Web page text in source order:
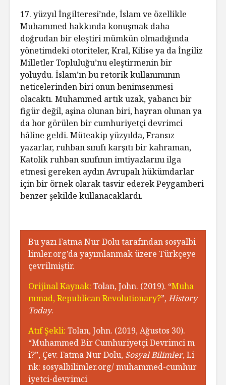
17. yüzyıl İngilteresi’nde, İslam ve özellikle
Muhammed hakkında konuşmak daha
doğrudan bir eleştiri mümkün olmadığında
yönetimdeki otoriteler, Kral, Kilise ya da İngiliz
Milletler Topluluğu’nu eleştirmenin bir
yoluydu. İslam’ın bu retorik kullanımının
neticelerinden biri onun benimsenmesi
olacaktı. Muhammed artık uzak, yabancı bir
figür değil, aşina olunan biri, hayran olunan ya
da hor görülen bir cumhuriyetçi devrimci
hâline geldi. Müteakip yüzyılda, Fransız
yazarlar, ruhban sınıfı karşıtı bir kahraman,
Katolik ruhban sınıfının imtiyazlarını ilga
etmesi gereken aydın Avrupalı hükümdarlar
için bir örnek olarak tasvir ederek Peygamberi
benzer şekilde kullanacaklardı.
Bu yazı Fatma Nur Dolu tarafından sosyalbi
limler.org’da yayımlanmak üzere Türkçeye
çevrilmiştir.
Orijinal Kaynak: Tolan, John. (2019). “Muha
mmad, Republican Revolutionary?”,History
Today.
Atıf Şekli: Tolan, John. (2019, Ağustos 30).
“Muhammed Bir Cumhuriyetçi Devrimci m
i?”, Çev. Fatma Nur Dolu, Sosyal Bilimler, Li
nk: sosyalbilimler.org/ muhammed-cumhur
iyetci-devrimci